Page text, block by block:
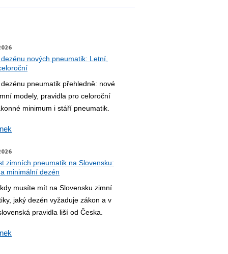
nových pneumatik: Letní,
pneumatik přehledně: nové
modely, pravidla pro celoroční
minimum i stáří pneumatik.
zimních pneumatik na Slovensku:
minimální dezén
musíte mít na Slovensku zimní
jaký dezén vyžaduje zákon a v
pravidla liší od Česka.